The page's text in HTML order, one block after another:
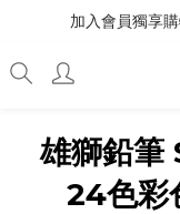
加入會員獨享
雄獅鉛筆
24色彩